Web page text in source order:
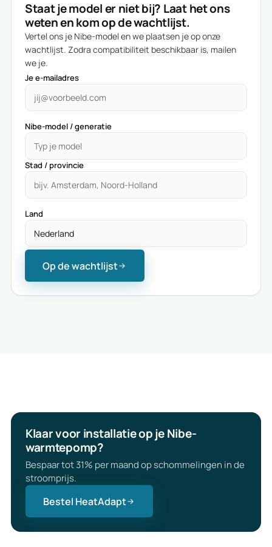
Staat je model er niet bij? Laat het ons
weten en kom op de wachtlijst.
Vertel ons je Nibe-model en we plaatsen je op onze
wachtlijst. Zodra compatibiliteit beschikbaar is, mailen
we je.
Je e-mailadres
Nibe-model / generatie
Stad / provincie
Land
Op de wachtlijst
Klaar voor installatie op je Nibe-
warmtepomp?
Bespaar tot 31% per maand op schommelingen in de
stroomprijs.
Bestel HeatAdapt